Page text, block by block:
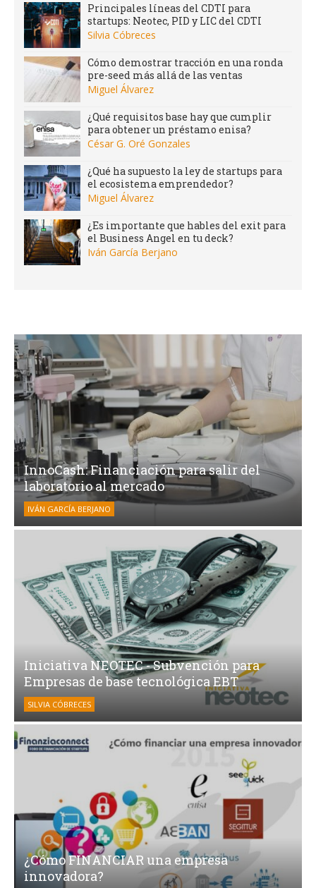
Principales líneas del CDTI para
startups: Neotec, PID y LIC del CDTI
Silvia Cóbreces
Cómo demostrar tracción en una ronda
pre-seed más allá de las ventas
Miguel Álvarez
¿Qué requisitos base hay que cumplir
para obtener un préstamo enisa?
César G. Oré Gonzales
¿Qué ha supuesto la ley de startups para
el ecosistema emprendedor?
Miguel Álvarez
¿Es importante que hables del exit para
el Business Angel en tu deck?
Iván García Berjano
InnoCash: Financiación para salir del
laboratorio al mercado
IVÁN GARCÍA BERJANO
Iniciativa NEOTEC - Subvención para
Empresas de base tecnológica EBT
SILVIA CÓBRECES
¿Cómo FINANCIAR una empresa
innovadora?